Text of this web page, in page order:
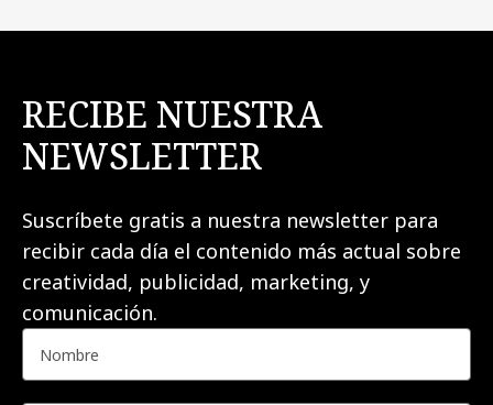
RECIBE NUESTRA
NEWSLETTER
Suscríbete gratis a nuestra newsletter para
recibir cada día el contenido más actual sobre
creatividad, publicidad, marketing, y
comunicación.